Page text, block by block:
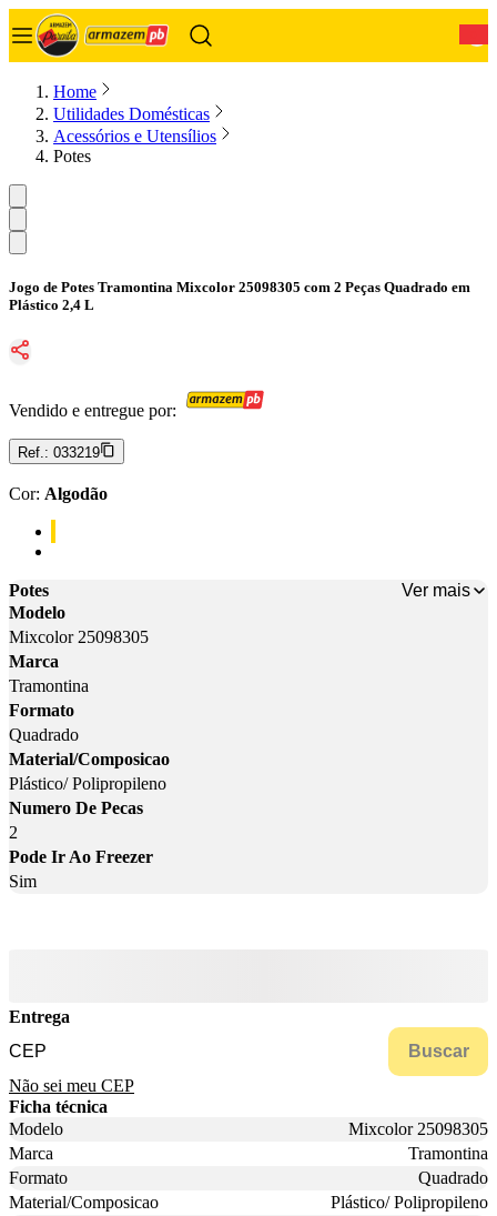
Home
Utilidades Domésticas
Acessórios e Utensílios
Potes
Jogo de Potes Tramontina Mixcolor 25098305 com 2 Peças Quadrado em
Plástico 2,4 L
Vendido e entregue por:
Ref.: 033219
Cor: Algodão
Potes
Ver mais
Modelo
Mixcolor 25098305
Marca
Tramontina
Formato
Quadrado
Material/Composicao
Plástico/ Polipropileno
Numero De Pecas
2
Pode Ir Ao Freezer
Sim
Entrega
Buscar
Não sei meu CEP
Ficha técnica
Modelo
Mixcolor 25098305
Marca
Tramontina
Formato
Quadrado
Material/Composicao
Plástico/ Polipropileno